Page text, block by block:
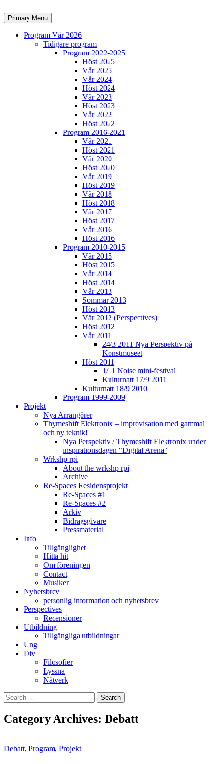
to
content
Search
Primary Menu
Program Vår 2026
Tidigare program
Program 2022-2025
Höst 2025
Vår 2025
Vår 2024
Höst 2024
Vår 2023
Höst 2023
Vår 2022
Höst 2022
Program 2016-2021
Vår 2021
Höst 2021
Vår 2020
Höst 2020
Vår 2019
Höst 2019
Vår 2018
Höst 2018
Vår 2017
Höst 2017
Vår 2016
Höst 2016
Program 2010-2015
Vår 2015
Höst 2015
Vår 2014
Höst 2014
Vår 2013
Sommar 2013
Höst 2013
Vår 2012 (Perspectives)
Höst 2012
Vår 2011
24/3 2011 Nya Perspektiv på
Konstmuseet
Höst 2011
1/11 Noise mini-festival
Kulturnatt 17/9 2011
Kulturnatt 18/9 2010
Program 1999-2009
Projekt
Nya Arrangörer
Thymeshift Elektronix – improvisation med gammal
och ny teknik!
Nya Perspektiv / Thymeshift Elektronix under
inspirationsdagen “Digital Arena”
Wrkshp rpi
About the wrkshp rpi
Archive
Re-Spaces Residensprojekt
Re-Spaces #1
Re-Spaces #2
Arkiv
Bidragsgivare
Pressmaterial
Info
Tillgänglighet
Hitta hit
Om föreningen
Contact
Musiker
Nyhetsbrev
personlig information och nyhetsbrev
Perspectives
Recensioner
Utbildning
Tillgängliga utbildningar
Ung
Div
Filosofier
Lyssna
Nätverk
Search
for:
Category Archives: Debatt
Debatt, Program, Projekt